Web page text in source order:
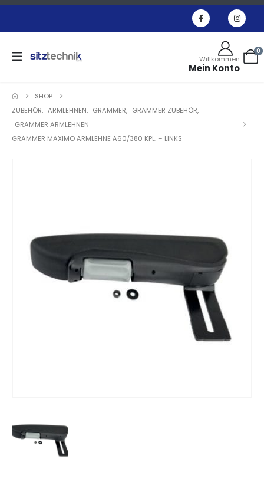
Willkommen
Mein Konto
0
SHOP
ZUBEHÖR, ARMLEHNEN, GRAMMER, GRAMMER ZUBEHÖR,
GRAMMER ARMLEHNEN
GRAMMER MAXIMO ARMLEHNE A60/380 KPL. – LINKS